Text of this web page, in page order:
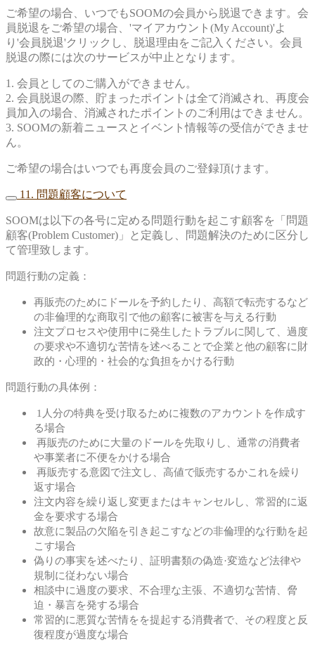
ご希望の場合、いつでもSOOMの会員から脱退できます。会
員脱退をご希望の場合、'マイアカウント(My Account)'よ
り'会員脱退'クリックし、脱退理由をご記入ください。会員
脱退の際には次のサービスが中止となります。
1. 会員としてのご購入ができません。
2. 会員脱退の際、貯まったポイントは全て消滅され、再度会
員加入の場合、消滅されたポイントのご利用はできません。
3. SOOMの新着ニュースとイベント情報等の受信ができませ
ん。
ご希望の場合はいつでも再度会員のご登録頂けます。
11. 問題顧客について
SOOMは以下の各号に定める問題行動を起こす顧客を「問題
顧客(Problem Customer)」と定義し、問題解決のために区分し
て管理致します。
問題行動の定義：
再販売のためにドールを予約したり、高額で転売するなど
の非倫理的な商取引で他の顧客に被害を与える行動
注文プロセスや使用中に発生したトラブルに関して、過度
の要求や不適切な苦情を述べることで企業と他の顧客に財
政的・心理的・社会的な負担をかける行動
問題行動の具体例：
1人分の特典を受け取るために複数のアカウントを作成す
る場合
再販売のために大量のドールを先取りし、通常の消費者
や事業者に不便をかける場合
再販売する意図で注文し、高値で販売するかこれを繰り
返す場合
注文内容を繰り返し変更またはキャンセルし、常習的に返
金を要求する場合
故意に製品の欠陥を引き起こすなどの非倫理的な行動を起
こす場合
偽りの事実を述べたり、証明書類の偽造·変造など法律や
規制に従わない場合
相談中に過度の要求、不合理な主張、不適切な苦情、脅
迫・暴言を発する場合
常習的に悪質な苦情をを提起する消費者で、その程度と反
復程度が過度な場合